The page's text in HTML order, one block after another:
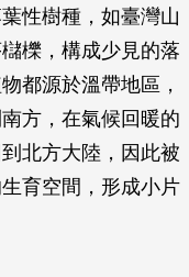
性樹種，如臺灣山
櫟，構成少見的落
都源於溫帶地區，
方，在氣候回暖的
北方大陸，因此被
育空間，形成小片